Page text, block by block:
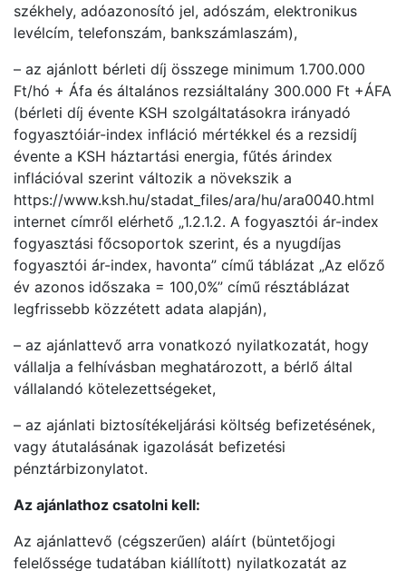
székhely, adóazonosító jel, adószám, elektronikus
levélcím, telefonszám, bankszámlaszám),
– az ajánlott bérleti díj összege minimum 1.700.000
Ft/hó + Áfa és általános rezsiáltalány 300.000 Ft +ÁFA
(bérleti díj évente KSH szolgáltatásokra irányadó
fogyasztóiár-index infláció mértékkel és a rezsidíj
évente a KSH háztartási energia, fűtés árindex
inflációval szerint változik a növekszik a
https://www.ksh.hu/stadat_files/ara/hu/ara0040.html
internet címről elérhető „1.2.1.2. A fogyasztói ár-index
fogyasztási főcsoportok szerint, és a nyugdíjas
fogyasztói ár-index, havonta” című táblázat „Az előző
év azonos időszaka = 100,0%” című résztáblázat
legfrissebb közzétett adata alapján),
– az ajánlattevő arra vonatkozó nyilatkozatát, hogy
vállalja a felhívásban meghatározott, a bérlő által
vállalandó kötelezettségeket,
– az ajánlati biztosítékeljárási költség befizetésének,
vagy átutalásának igazolását befizetési
pénztárbizonylatot.
Az ajánlathoz csatolni kell:
Az ajánlattevő (cégszerűen) aláírt (büntetőjogi
felelőssége tudatában kiállított) nyilatkozatát az